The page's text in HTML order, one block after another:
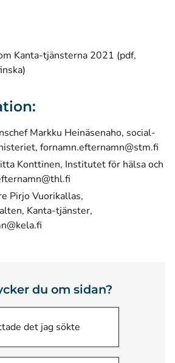
Kanta-tjänsterna 2021 (pdf,
Markku Heinäsenaho, social-
fornamn.efternamn@stm.fi
Konttinen, Institutet för hälsa och
Pirjo Vuorikallas,
Kanta-tjänster,
du om sidan?
det jag sökte